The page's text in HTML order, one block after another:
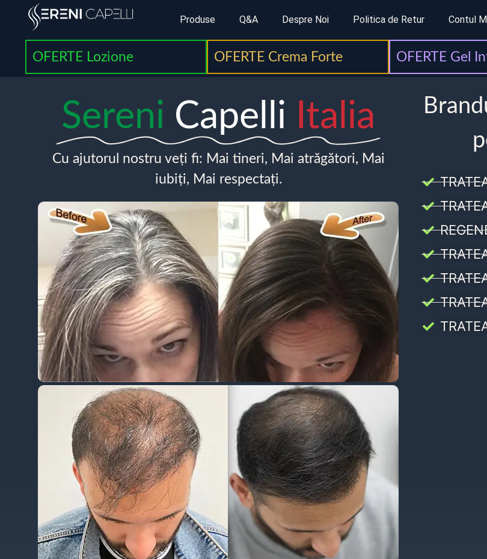
Produse Q&A Despre Noi Politica de Retur Contul
OFERTE Lozione OFERTE Crema Forte OFERTE Gel
Sereni Capelli Italia
Cu ajutorul nostru veți fi: Mai tineri, Mai atrăgători, Mai
iubiți, Mai respectați.